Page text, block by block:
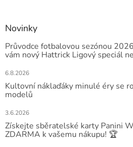
Novinky
Průvodce fotbalovou sezónou
vám nový Hattrick Ligový speciál
6.8.2026
Kultovní náklaďáky minulé éry se
modelů
3.6.2026
Získejte sběratelské karty Panini
ZDARMA k vašemu nákupu! 🏆